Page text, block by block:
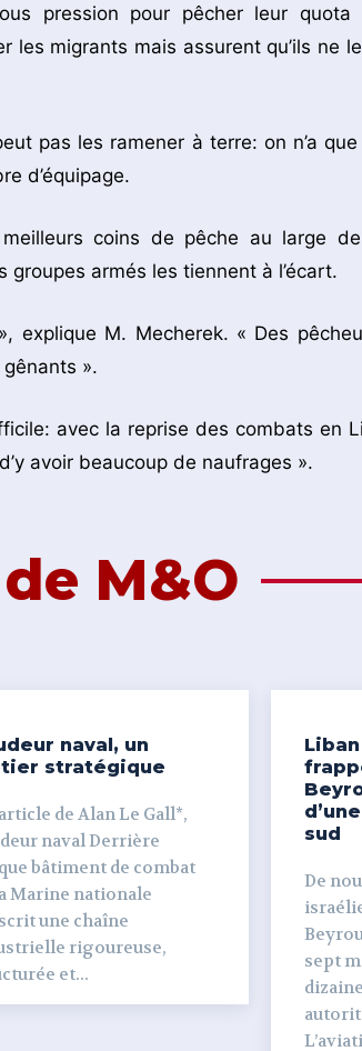
pression pour pêcher leur
les migrants mais assurent qu’ils ne
pas les ramener à terre: on n’a
d’équipage.
coins de pêche au large
armés les tiennent à l’écart.
explique M. Mecherek. « Des
».
avec la reprise des combats en
avoir beaucoup de naufrages ».
M&O
naval, un
stratégique
de Alan Le Gall*,
naval Derrière
bâtiment de combat
Marine nationale
une chaîne
rigoureuse,
et...
sud
De
sept